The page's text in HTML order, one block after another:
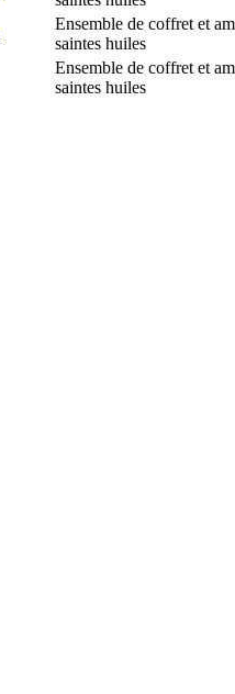
Ensemble de coffret et
saintes huiles
Ensemble de coffret et
saintes huiles